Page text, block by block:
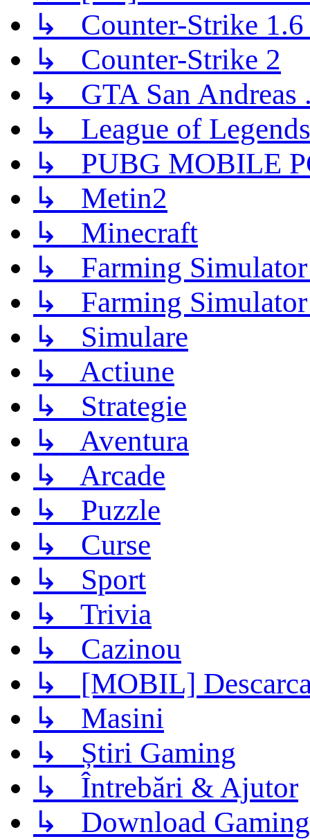
↳ Counter-Strike 1.6
↳ Counter-Strike 2
↳ GTA San Andreas
↳ League of Legends
↳ PUBG MOBILE
↳ Metin2
↳ Minecraft
↳ Farming
↳ Farming
↳ Simulare
↳ Actiune
↳ Strategie
↳ Aventura
↳ Arcade
↳ Puzzle
↳ Curse
↳ Sport
↳ Trivia
↳ Cazinou
↳ [MOBIL]
↳ Masini
↳ Știri Gaming
↳ Întrebări & Ajutor
↳ Download Gaming